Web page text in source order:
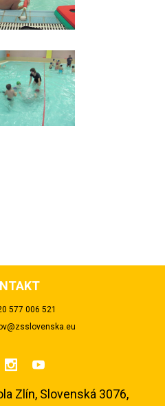
577 006 521
 
Zlín, Slovenská 3076,